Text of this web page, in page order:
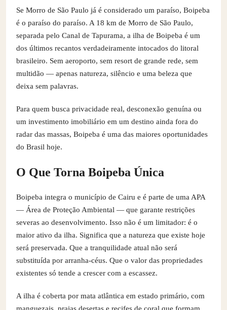
Se Morro de São Paulo já é considerado um paraíso, Boipeba
é o paraíso do paraíso. A 18 km de Morro de São Paulo,
separada pelo Canal de Tapurama, a ilha de Boipeba é um
dos últimos recantos verdadeiramente intocados do litoral
brasileiro. Sem aeroporto, sem resort de grande rede, sem
multidão — apenas natureza, silêncio e uma beleza que
deixa sem palavras.
Para quem busca privacidade real, desconexão genuína ou
um investimento imobiliário em um destino ainda fora do
radar das massas, Boipeba é uma das maiores oportunidades
do Brasil hoje.
O Que Torna Boipeba Única
Boipeba integra o município de Cairu e é parte de uma APA
— Área de Proteção Ambiental — que garante restrições
severas ao desenvolvimento. Isso não é um limitador: é o
maior ativo da ilha. Significa que a natureza que existe hoje
será preservada. Que a tranquilidade atual não será
substituída por arranha-céus. Que o valor das propriedades
existentes só tende a crescer com a escassez.
A ilha é coberta por mata atlântica em estado primário, com
manguezais, praias desertas e recifes de coral que formam